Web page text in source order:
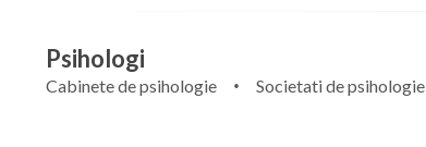
Psihologi
Cabinete de psihologie Societati de psihologie